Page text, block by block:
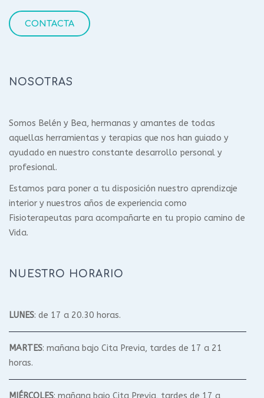
CONTACTA
NOSOTRAS
Somos Belén y Bea, hermanas y amantes de todas
aquellas herramientas y terapias que nos han guiado y
ayudado en nuestro constante desarrollo personal y
profesional.
Estamos para poner a tu disposición nuestro aprendizaje
interior y nuestros años de experiencia como
Fisioterapeutas para acompañarte en tu propio camino de
Vida.
NUESTRO HORARIO
LUNES: de 17 a 20.30 horas.
MARTES: mañana bajo Cita Previa, tardes de 17 a 21
horas.
MIÉRCOLES: mañana bajo Cita Previa, tardes de 17 a